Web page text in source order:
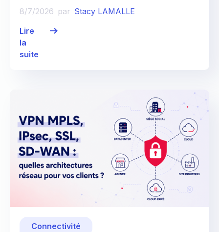
8/7/2026 par Stacy LAMALLE
Lire
la
suite
Connectivité